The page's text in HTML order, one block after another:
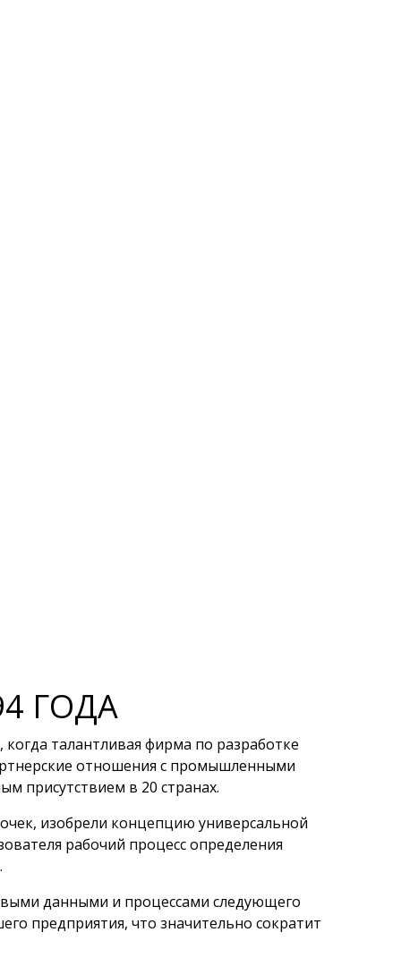
ГОДА
талантливая фирма по разработке
отношения с промышленными
присутствием в 20 странах.
изобрели концепцию универсальной
рабочий процесс определения
данными и процессами следующего
предприятия, что значительно сократит